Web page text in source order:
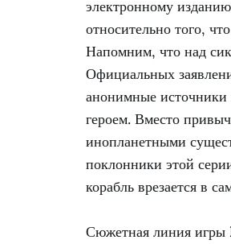
электронному
относительно того,
Напомним, что над
Официальных
анонимные источники
героем. Вместо
инопланетными
поклонники этой
корабль врезается в
Сюжетная линия игры